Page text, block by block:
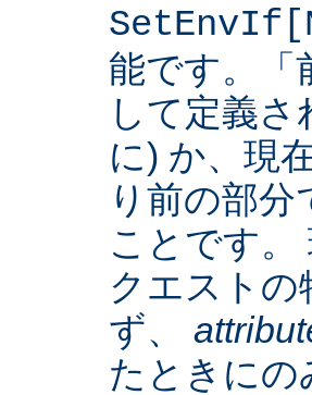
能です。「
して定義
に) か、現
り前の部
ことです。
クエストの
ず、
たときにの